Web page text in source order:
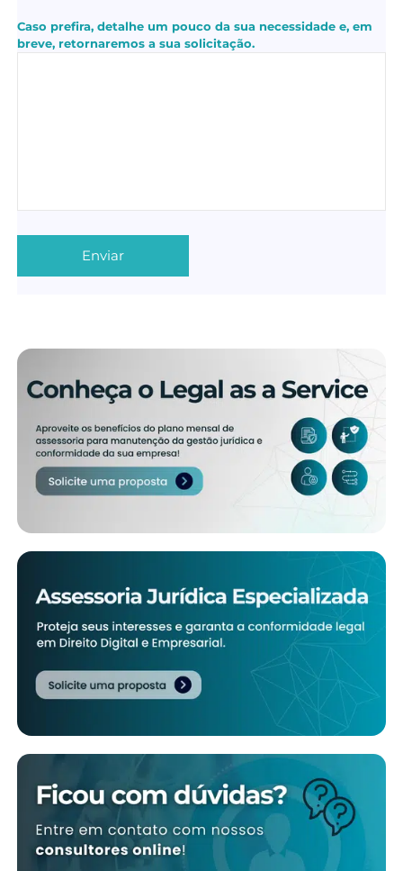
Caso prefira, detalhe um pouco da sua necessidade e, em
breve, retornaremos a sua solicitação.